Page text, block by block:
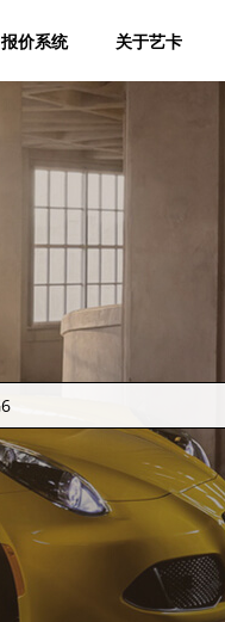
报价系统 关于艺卡